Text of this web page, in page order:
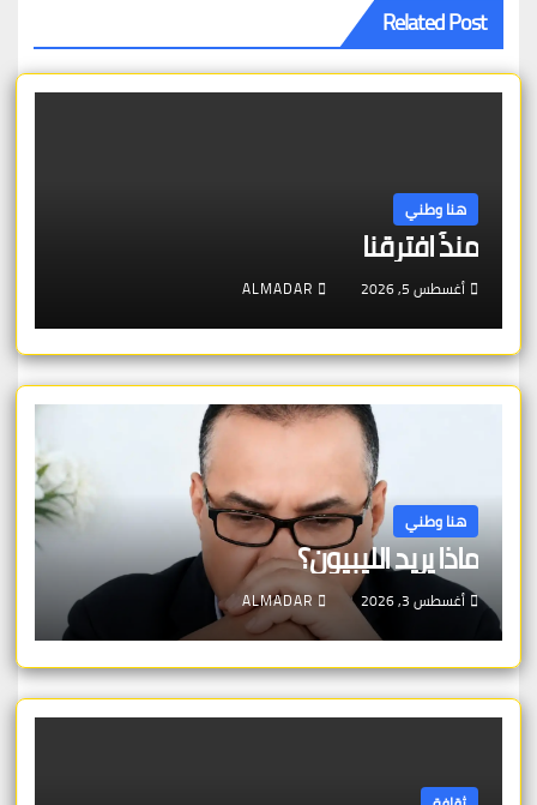
Related Post
هنا وطني
منذُ افترقنا
أغسطس 5, 2026 ALMADAR
هنا وطني
ماذا يريد الليبيون؟
أغسطس 3, 2026 ALMADAR